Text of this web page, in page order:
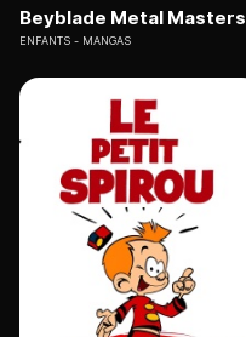
Beyblade Metal Masters
ENFANTS MANGAS